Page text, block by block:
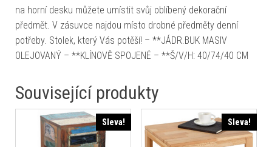
na horní desku můžete umístit svůj oblíbený dekorační
předmět. V zásuvce najdou místo drobné předměty denní
potřeby. Stolek, který Vás potěší! – **JÁDR.BUK MASIV
OLEJOVANÝ – **KLÍNOVĚ SPOJENÉ – **Š/V/H: 40/74/40 CM
Související produkty
Sleva! Sleva!